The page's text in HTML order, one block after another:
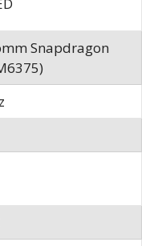
Snapdragon